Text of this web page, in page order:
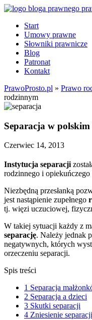
Start
Umowy prawne
Słowniki prawnicze
Blog
Patronat
Kontakt
PrawoProsto.pl » Prawo
rodzinnym
Separacja w
Czerwiec 14, 2013
Instytucja separacji
rodzinnego i opiekuńczego
Niezbędną przesłanką
jest nastąpienie zupełnego
tj. więzi uczuciowej,
W takiej sytuacji każdy z
separację. Należy jednak
negatywnych, których
orzeczeniu separacji.
Spis treści
1 Separacja
2 Separacja a dzieci
3 Skutki separacji
4 Zniesienie separacji